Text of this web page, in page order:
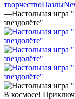
творчествоПазлы
—Настольная игра
звездолёте"